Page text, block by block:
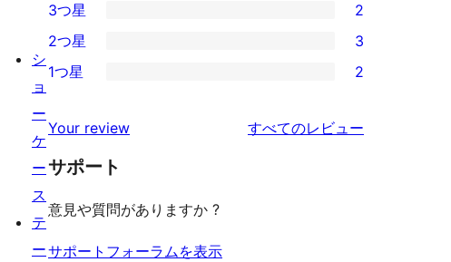
星
レ
ビ
ー
4-
星
レ
ュ
ー
2
3-
星
ビ
ュ
3つ星 2
2-
レ
ビ
ー
2つ星 3
星
レ
ュ
ー
1つ星 2
Your review すべてのレビュー
サポート
意見や質問がありますか ?
サポートフォーラムを表示
シ
ョ
ー
ケ
ー
ス
テ
ー